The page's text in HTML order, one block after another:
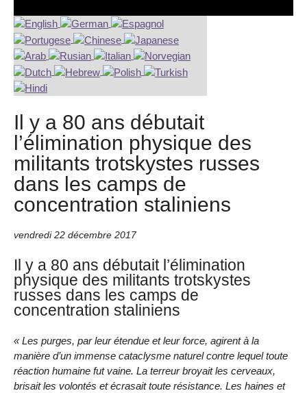
Il y a 80 ans débutait
l’élimination physique des
militants trotskystes russes
dans les camps de
concentration staliniens
vendredi 22 décembre 2017
Il y a 80 ans débutait l’élimination
physique des militants trotskystes
russes dans les camps de
concentration staliniens
« Les purges, par leur étendue et leur force, agirent à la
manière d’un immense cataclysme naturel contre lequel toute
réaction humaine fut vaine. La terreur broyait les cerveaux,
brisait les volontés et écrasait toute résistance. Les haines et